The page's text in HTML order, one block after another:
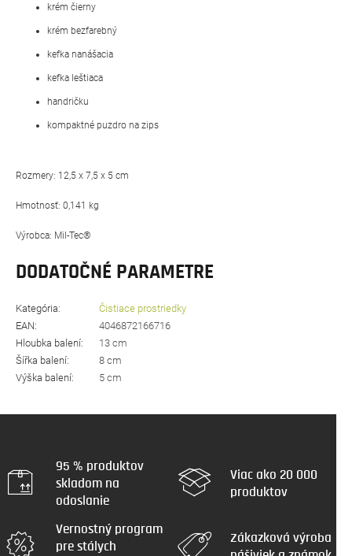
krém čierny
krém bezfarebný
kefka nanášacia
kefka leštiaca
handričku
kompaktné puzdro na zips
Rozmery: 12,5 x 7,5 x 5 cm
Hmotnosť: 0,141 kg
Výrobca: Mil-Tec®
DODATOČNÉ PARAMETRE
Kategória:
Čistiace prostriedky
EAN:
4046872166716
Hloubka balení:
13 cm
Šířka balení:
8 cm
Výška balení: 5 cm
95 % produktov
skladom na
odoslanie
Viac ako 20 000
produktov
Vernostný program
pre stálych
Zákazková výroba